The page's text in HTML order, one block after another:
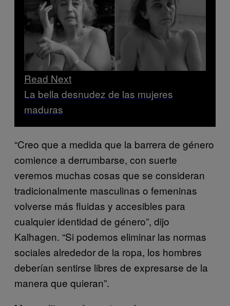
Read Next
La bella desnudez de las mujeres
maduras
“Creo que a medida que la barrera de género
comience a derrumbarse, con suerte
veremos muchas cosas que se consideran
tradicionalmente masculinas o femeninas
volverse más fluidas y accesibles para
cualquier identidad de género”, dijo
Kalhagen. “Si podemos eliminar las normas
sociales alrededor de la ropa, los hombres
deberían sentirse libres de expresarse de la
manera que quieran”.